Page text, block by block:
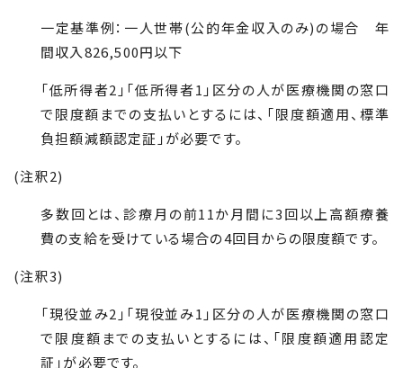
一定基準例：一人世帯(公的年金収入のみ)の場合 年
間収入826,500円以下
「低所得者2 」「低所得者1 」区分の人が医療機関の窓口
で限度額までの支払いとするには、「限度額適用、標準
負担額減額認定証」が必要です。
(注釈2)
多数回とは、診療月の前11か月間に3回以上高額療養
費の支給を受けている場合の4回目からの限度額です。
(注釈3)
「現役並み2 」「現役並み1 」区分の人が医療機関の窓口
で限度額までの支払いとするには、「限度額適用認定
証」が必要です。